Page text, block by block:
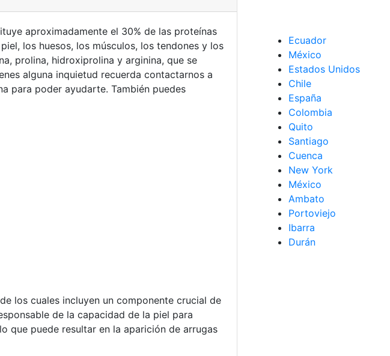
aproximadamente el 30% de las proteínas
los huesos, los músculos, los tendones y los
prolina, hidroxiprolina y arginina, que se
alguna inquietud recuerda contactarnos a
para poder ayudarte. También puedes
los cuales incluyen un componente crucial de
de la capacidad de la piel para
que puede resultar en la aparición de arrugas
Ecuador
México
Estados Unidos
Chile
España
Colombia
Quito
Santiago
Cuenca
New York
México
Ambato
Portoviejo
Ibarra
Durán